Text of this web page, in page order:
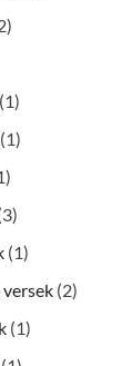
(1)
(1)
(1)
(2)
(1)